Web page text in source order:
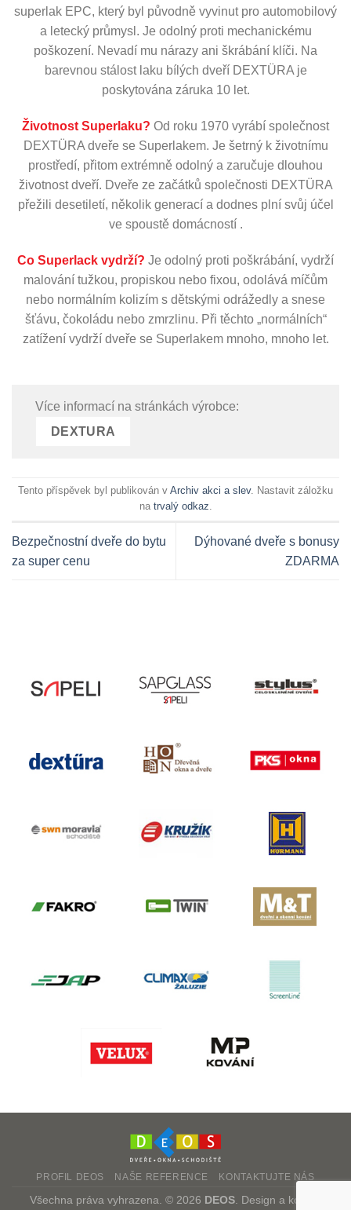
superlak EPC, který byl původně vyvinut pro automobilový
a letecký průmysl. Je odolný proti mechanickému
poškození. Nevadí mu nárazy ani škrábání klíči. Na
barevnou stálost laku bílých dveří DEXTÜRA je
poskytována záruka 10 let.
Životnost Superlaku? Od roku 1970 vyrábí společnost
DEXTÜRA dveře se Superlakem. Je šetrný k životnímu
prostředí, přitom extrémně odolný a zaručuje dlouhou
životnost dveří. Dveře ze začátků společnosti DEXTÜRA
přežili desetiletí, několik generací a dodnes plní svůj účel
ve spoustě domácností .
Co Superlack vydrží? Je odolný proti poškrábání, vydrží
malování tužkou, propiskou nebo fixou, odolává míčům
nebo normálním kolizím s dětskými odrážedly a snese
šťávu, čokoládu nebo zmrzlinu. Při těchto „normálních“
zatížení vydrží dveře se Superlakem mnoho, mnoho let.
Více informací na stránkách výrobce:
DEXTURA
Tento příspěvek byl publikován v Archiv akci a slev. Nastavit záložku
na trvalý odkaz.
Bezpečnostní dveře do bytu
za super cenu
Dýhované dveře s bonusy
ZDARMA
PROFIL DEOS NAŠE REFERENCE KONTAKTUJTE NÁS
Všechna práva vyhrazena. © 2026 DEOS. Design a kód od